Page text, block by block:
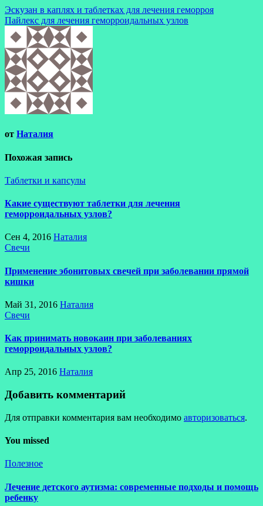
Эскузан в каплях и таблетках для лечения геморроя
Пайлекс для лечения геморроидальных узлов
от Наталия
Похожая запись
Таблетки и капсулы
Какие существуют таблетки для лечения
геморроидальных узлов?
Сен 4, 2016 Наталия
Свечи
Применение эбонитовых свечей при заболевании прямой
кишки
Май 31, 2016 Наталия
Свечи
Как принимать новокаин при заболеваниях
геморроидальных узлов?
Апр 25, 2016 Наталия
Добавить комментарий
Для отправки комментария вам необходимо авторизоваться.
You missed
Полезное
Лечение детского аутизма: современные подходы и помощь
ребенку